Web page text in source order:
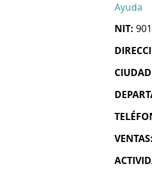
Ayuda
NIT:
VENTAS: